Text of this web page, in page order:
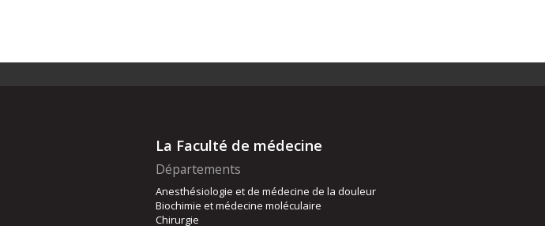
La Faculté de médecine
Départements
Anesthésiologie et de médecine de la douleur
Biochimie et médecine moléculaire
Chirurgie